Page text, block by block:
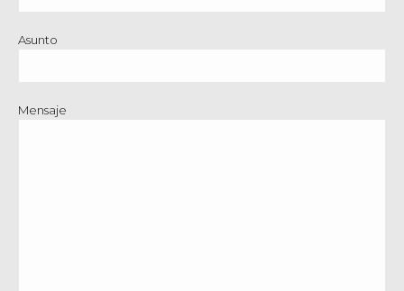
Asunto
Mensaje